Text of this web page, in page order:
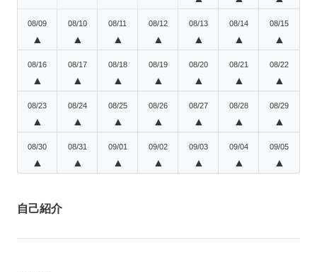
08/09
▲
08/10
▲
08/11
▲
08/12
▲
08/13
▲
08/14
▲
08/15
▲
08/16
▲
08/17
▲
08/18
▲
08/19
▲
08/20
▲
08/21
▲
08/22
▲
08/23
▲
08/24
▲
08/25
▲
08/26
▲
08/27
▲
08/28
▲
08/29
▲
08/30
▲
08/31
▲
09/01
▲
09/02
▲
09/03
▲
09/04
▲
09/05
▲
自己紹介